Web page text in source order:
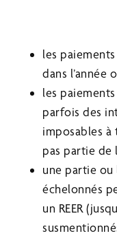
les
dans l’année
les
parfois des
imposables
pas partie de
une partie
échelonnés
un REER